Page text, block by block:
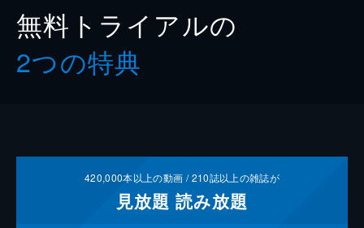
無料トライアルの
2つの特典
420,000本以上の動画 /210誌以上の雑誌が
見放題 読み放題